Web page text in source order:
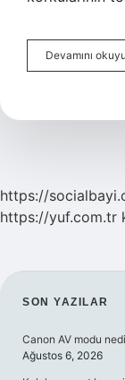
Devamını
https://
https://yuf.com.tr
SON YAZILAR
Canon AV modu
Ağustos 6, 2026